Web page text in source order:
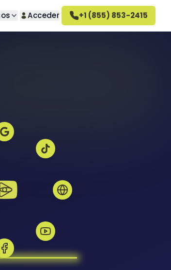
de Altahonos
nuestros
Acceder +1 (855) 853-2415